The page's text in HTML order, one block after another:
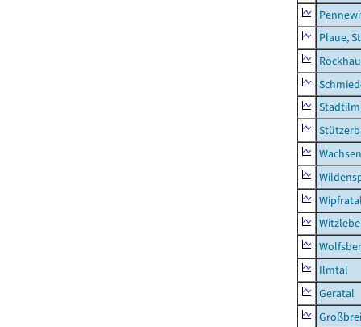
Plaue,
Ilmtal
Geratal